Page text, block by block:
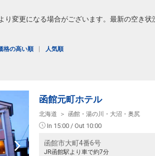
変更になる場合がございます。最新の空き
格の高い順 人気順
函館元町ホテル
北海道 函館・湯の川・大沼・奥尻
In 15:00 / Out 10:00
函館市大町4番6号
JR函館駅より車で約7分